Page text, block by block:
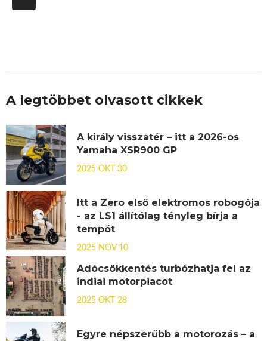
A legtöbbet olvasott cikkek
A király visszatér – itt a 2026-os
Yamaha XSR900 GP
2025 OKT 30
Itt a Zero első elektromos robogója
- az LS1 állítólag tényleg bírja a
tempót
2025 NOV 10
Adócsökkentés turbózhatja fel az
indiai motorpiacot
2025 OKT 28
Egyre népszerűbb a motorozás – a